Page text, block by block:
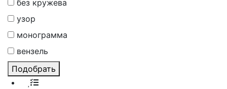
без кружева
узор
монограмма
вензель
Подобрать